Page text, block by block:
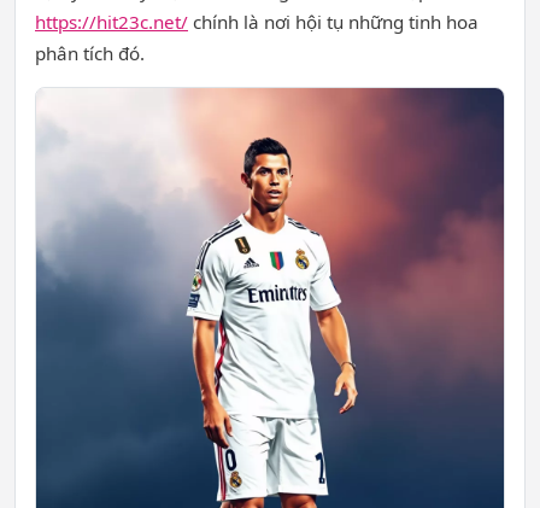
https://hit23c.net/ chính là nơi hội tụ những tinh hoa
phân tích đó.